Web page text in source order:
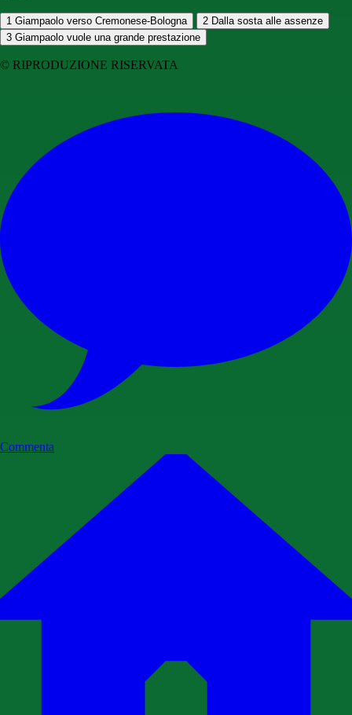
1 Giampaolo verso Cremonese-Bologna 2 Dalla sosta alle assenze
3 Giampaolo vuole una grande prestazione
© RIPRODUZIONE RISERVATA
Commenta